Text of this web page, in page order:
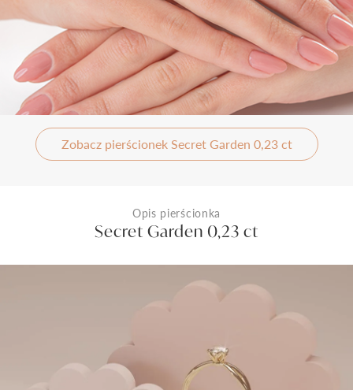
Zobacz pierścionek Secret Garden 0,23 ct
Opis pierścionka
Secret Garden 0,23 ct